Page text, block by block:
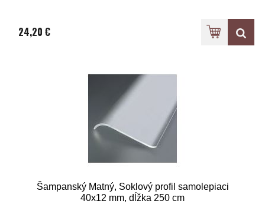
24,20 €
Šampanský Matný, Soklový profil samolepiaci
40x12 mm, dĺžka 250 cm